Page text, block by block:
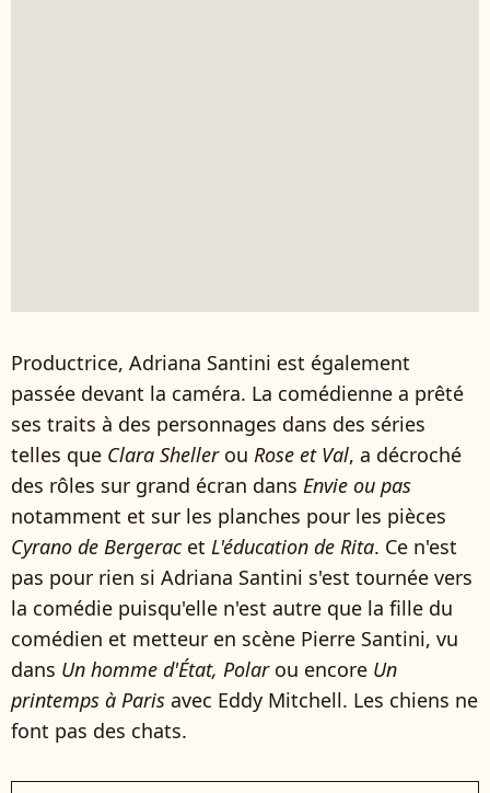
Productrice, Adriana Santini est également
passée devant la caméra. La comédienne a prêté
ses traits à des personnages dans des séries
telles que Clara Shellerou Rose et Val, a décroché
des rôles sur grand écran dans Envie ou pas
notamment et sur les planches pour les pièces
Cyrano de Bergeracet L'éducation de Rita. Ce n'est
pas pour rien si Adriana Santini s'est tournée vers
la comédie puisqu'elle n'est autre que la fille du
comédien et metteur en scène Pierre Santini, vu
dans Un homme d'État, Polarou encore Un
printemps à Paris avec Eddy Mitchell. Les chiens ne
font pas des chats.